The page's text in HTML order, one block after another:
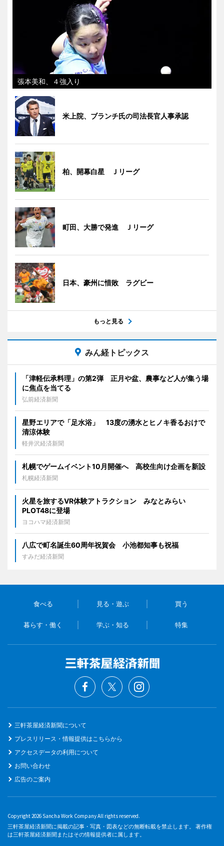
張本美和、４強入り
米上院、ブランチ氏の司法長官人事承認
柏、開幕白星 Ｊリーグ
町田、大勝で発進 Ｊリーグ
日本、豪州に惜敗 ラグビー
もっと見る
みん経トピックス
「津軽伝承料理」の第2弾 正月や盆、農事など人が集う場
に焦点を当てる
弘前経済新聞
星野エリアで「足水浴」 13度の湧水とヒノキ香るおけで
清涼体験
軽井沢経済新聞
札幌でゲームイベント10月開催へ 高校生向け企画を新設
札幌経済新聞
火星を旅するVR体験アトラクション みなとみらい
PLOT48に登場
ヨコハマ経済新聞
八広で町名誕生60周年祝賀会 小池都知事も祝福
すみだ経済新聞
食べる 見る・遊ぶ 買う
暮らす・働く 学ぶ・知る 特集
三軒茶屋経済新聞について
プレスリリース・情報提供はこちらから
アクセスデータの利用について
お問い合わせ
広告のご案内
Copyright 2026 Sancha Work Company All rights reserved.
三軒茶屋経済新聞に掲載の記事・写真・図表などの無断転載を禁止します。 著作権
は三軒茶屋経済新聞またはその情報提供者に属します。